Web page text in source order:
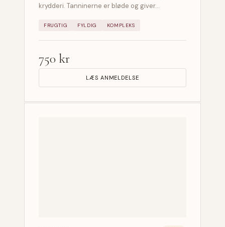
krydderi. Tanninerne er bløde og giver…
FRUGTIG FYLDIG KOMPLEKS
750 kr
LÆS ANMELDELSE